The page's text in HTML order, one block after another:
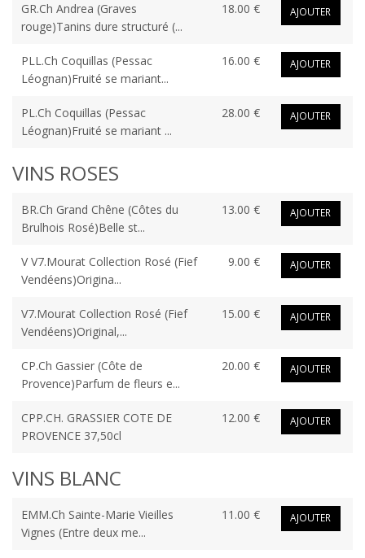
GR.Ch Andrea (Graves
rouge)Tanins dure structuré (...
18.00 € AJOUTER
PLL.Ch Coquillas (Pessac
Léognan)Fruité se mariant...
16.00 € AJOUTER
PL.Ch Coquillas (Pessac
Léognan)Fruité se mariant ...
28.00 € AJOUTER
VINS ROSES
BR.Ch Grand Chêne (Côtes du
Brulhois Rosé)Belle st...
13.00 € AJOUTER
V V7.Mourat Collection Rosé (Fief
Vendéens)Origina...
9.00 € AJOUTER
V7.Mourat Collection Rosé (Fief
Vendéens)Original,...
15.00 € AJOUTER
CP.Ch Gassier (Côte de
Provence)Parfum de fleurs e...
20.00 € AJOUTER
CPP.CH. GRASSIER COTE DE
PROVENCE 37,50cl
12.00 € AJOUTER
VINS BLANC
EMM.Ch Sainte-Marie Vieilles
Vignes (Entre deux me...
11.00 € AJOUTER